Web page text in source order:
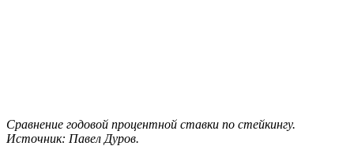
Сравнение годовой процентной ставки по стейкингу.
Источник: Павел Дуров.